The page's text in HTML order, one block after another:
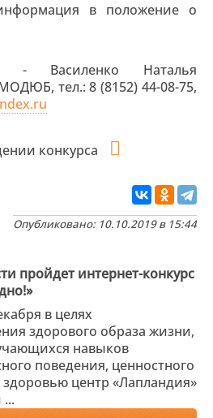
в положение о
- Василенко Наталья
тел.: 8 (8152) 44-08-75,
конкурса
Опубликовано: 10.10.2019 в 15:44
пройдет интернет-конкурс
в целях
здорового образа жизни,
навыков
поведения, ценностного
центр «Лапландия»